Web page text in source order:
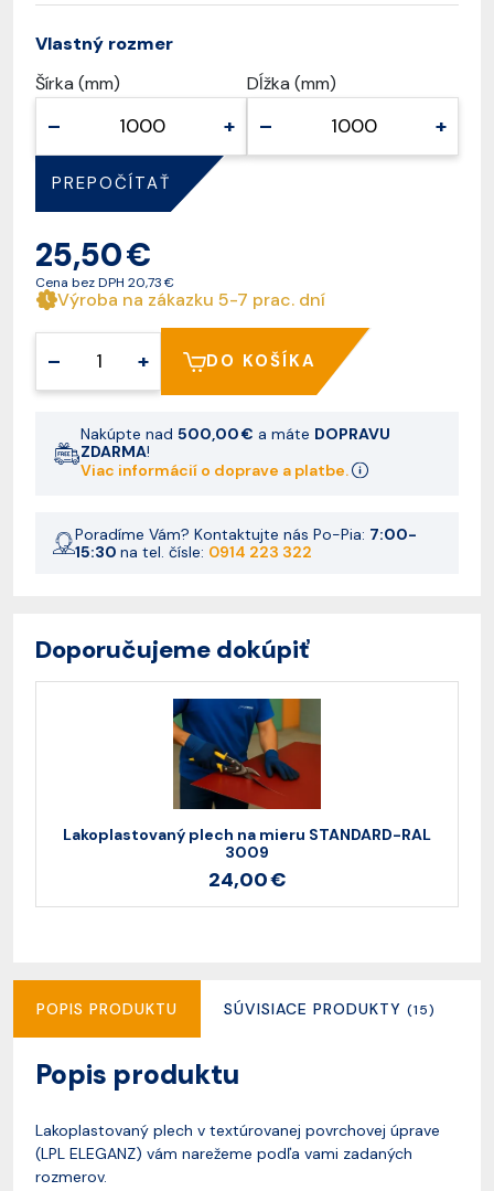
Vlastný rozmer
Šírka (mm)
– +
Dĺžka (mm)
– +
PREPOČÍTAŤ
25,50 €
Cena bez DPH 20,73 €
Výroba na zákazku 5-7 prac. dní
– + DO KOŠÍKA
Nakúpte nad 500,00 € a máte DOPRAVU
ZDARMA!
Viac informácií o doprave a platbe.
Poradíme Vám? Kontaktujte nás Po-Pia: 7:00-
15:30 na tel. čísle: 0914 223 322
Doporučujeme dokúpiť
Lakoplastovaný plech na mieru STANDARD-RAL
3009
24,00 €
POPIS PRODUKTU SÚVISIACE PRODUKTY (15)
Popis produktu
Lakoplastovaný plech v textúrovanej povrchovej úprave
(LPL ELEGANZ) vám narežeme podľa vami zadaných
rozmerov.